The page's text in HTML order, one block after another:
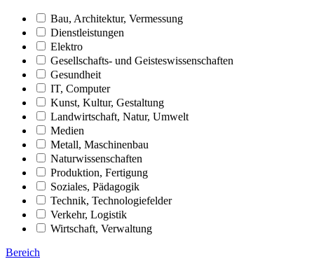
Bau, Architektur, Vermessung
Dienstleistungen
Elektro
Gesellschafts- und Geisteswissenschaften
Gesundheit
IT, Computer
Kunst, Kultur, Gestaltung
Landwirtschaft, Natur, Umwelt
Medien
Metall, Maschinenbau
Naturwissenschaften
Produktion, Fertigung
Soziales, Pädagogik
Technik, Technologiefelder
Verkehr, Logistik
Wirtschaft, Verwaltung
Bereich